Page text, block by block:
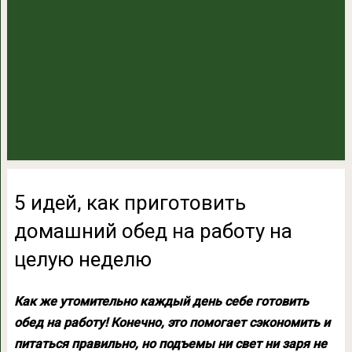
5 идей, как приготовить
домашний обед на работу на
целую неделю
Как же утомительно каждый день себе готовить
обед на работу! Конечно, это помогает сэкономить и
питаться правильно, но подъемы ни свет ни заря не